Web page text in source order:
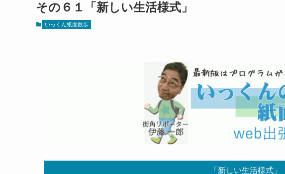
その６１「新しい生活様式」
いっくん紙面散歩
「新しい生活様式」